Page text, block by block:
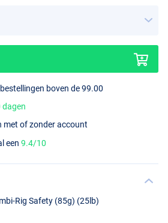
boven de 99.00
dagen
met of zonder account
een9.4/10
Rig Safety (85g) (25lb)